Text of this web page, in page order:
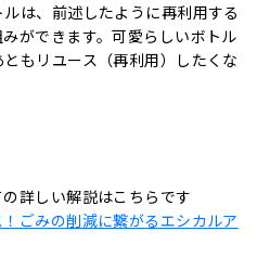
は、前述したように再利用する
ができます。可愛らしいボトル
もリユース（再利用）したくな
詳しい解説はこちらです
ごみの削減に繋がるエシカルア